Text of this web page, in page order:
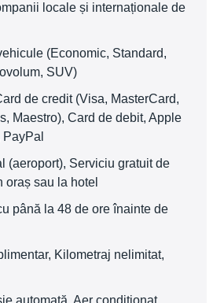
locale și internaționale de
(Economic, Standard,
SUV)
de credit (Visa, MasterCard,
Maestro), Card de debit, Apple
(aeroport), Serviciu gratuit de
oraș sau la hotel
până la 48 de ore înainte de
Kilometraj nelimitat,
automată, Aer condiționat,